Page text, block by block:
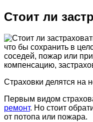
Стоит ли
что бы сохранить в
соседей, пожар или
компенсацию,
Страховки делятся на
Первым видом
ремонт. Но стоит
от потопа или пожара.